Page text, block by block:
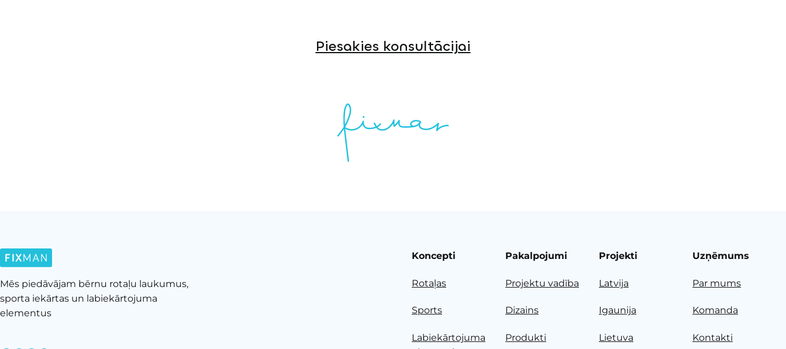
Piesakies konsultācijai
Mēs piedāvājam bērnu rotaļu laukumus,
sporta iekārtas un labiekārtojuma
elementus
Koncepti
Rotaļas
Sports
Labiekārtojuma
Pakalpojumi
Projektu vadība
Dizains
Produkti
Projekti
Latvija
Igaunija
Lietuva
Uzņēmums
Par mums
Komanda
Kontakti